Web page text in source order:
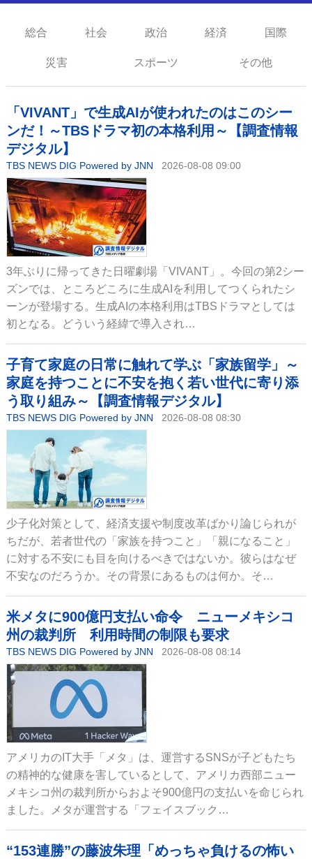
総合 社会 政治 経済 国際
災害 スポーツ その他
「VIVANT」で生成AIが使われたのはこのシー
ンだ！～TBSドラマ初の本格利用～【調査情報
デジタル】
TBS NEWS DIG Powered by JNN 2026-08-08 09:00
3年ぶりに帰ってきた日曜劇場「VIVANT」。今回の第2シー
ズンでは、ところどころに生成AIを利用してつくられたシ
ーンが登場する。生成AIの本格利用はTBSドラマとしては
初となる。どういう経緯で導入され…
子育て家庭の日常に触れて学ぶ「家族留学」～
家庭を持つことに不安を抱く若い世代に寄り添
う取り組み～【調査情報デジタル】
TBS NEWS DIG Powered by JNN 2026-08-08 08:30
少子化対策として、経済支援や制度改革ばかり論じられが
ちだが、若者世代の「家族を持つこと」「親になること」
に対する不安にも目を向けるべきではないか。彼らはなぜ
不安なのだろうか。その背景にあるものは何か。そ…
米メタに900億円支払い命令 ニューメキシコ
州の裁判所 利用時間の制限も要求
TBS NEWS DIG Powered by JNN 2026-08-08 08:14
アメリカのIT大手「メタ」は、運営するSNSが子どもたち
の精神的な健康を害しているとして、アメリカ西部ニュー
メキシコ州の裁判所からおよそ900億円の支払いを命じられ
ました。メタが運営する「フェイスブック…
“153連勝”の藤波朱理「めっちゃ負けるの怖い